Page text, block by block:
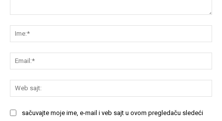
sačuvajte moje ime, e-mail i veb sajt u ovom pregledaču sledeći